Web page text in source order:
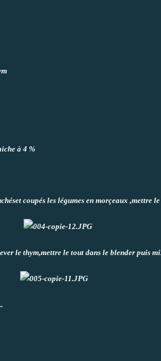
à 4 %
coupés les légumes en morçeaux ,mettre
le thym,mettre le tout dans le blender puis